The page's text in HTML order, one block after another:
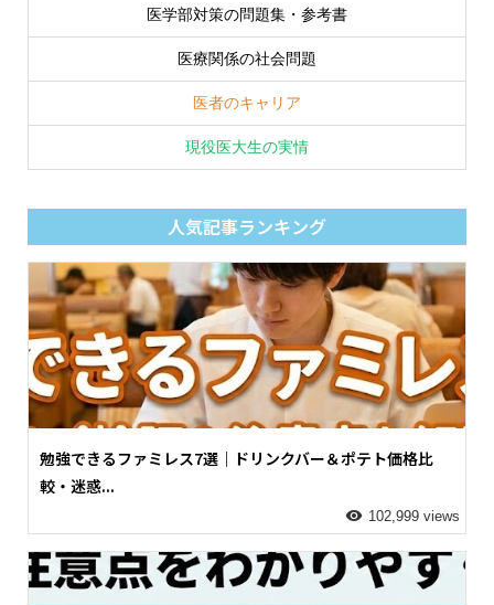
医学部対策の問題集・参考書
医療関係の社会問題
医者のキャリア
現役医大生の実情
人気記事ランキング
勉強できるファミレス7選｜ドリンクバー＆ポテト価格比
較・迷惑...
102,999 views